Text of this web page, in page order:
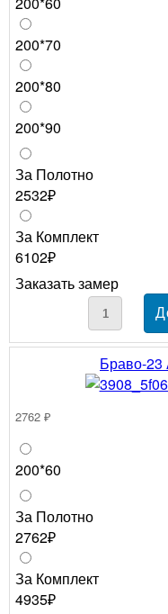
200*70
200*80
200*90
За Полотно
2532₽
За Комплект
6102₽
Заказать замер
Браво-23
2762 ₽
200*60
За Полотно
2762₽
За Комплект
4935₽